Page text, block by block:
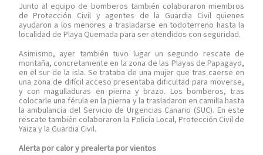
Junto al equipo de bomberos también colaboraron miembros
de Protección Civil y agentes de la Guardia Civil quienes
ayudaron a los menores a trasladarse en todoterreno hasta la
localidad de Playa Quemada para ser atendidos con seguridad.
Asimismo, ayer también tuvo lugar un segundo rescate de
montaña, concretamente en la zona de las Playas de Papagayo,
en el sur de la isla. Se trataba de una mujer que tras caerse en
una zona de difícil acceso presentaba dificultad para moverse,
y con magulladuras en pierna y brazo. Los bomberos, tras
colocarle una férula en la pierna y la trasladaron en camilla hasta
la ambulancia del Servicio de Urgencias Canario (SUC). En este
rescate también colaboraron la Policía Local, Protección Civil de
Yaiza y la Guardia Civil.
Alerta por calor y prealerta por vientos